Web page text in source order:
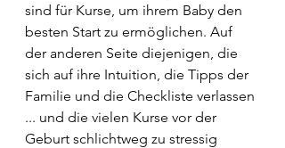
sind für Kurse, um ihrem Baby den
besten Start zu ermöglichen. Auf
der anderen Seite diejenigen, die
sich auf ihre Intuition, die Tipps der
Familie und die Checkliste verlassen
... und die vielen Kurse vor der
Geburt schlichtweg zu stressig